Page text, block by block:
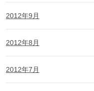
2012年9月
2012年8月
2012年7月